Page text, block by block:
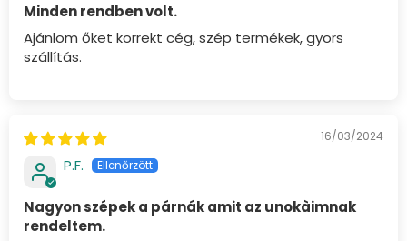
Minden rendben volt.
Ajánlom őket korrekt cég, szép termékek, gyors
szállítás.
16/03/2024
P.F.
Nagyon szépek a párnák amit az unokàimnak
rendeltem.